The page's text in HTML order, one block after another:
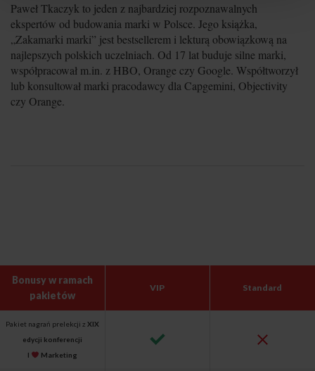
Paweł Tkaczyk to jeden z najbardziej rozpoznawalnych
ekspertów od budowania marki w Polsce. Jego książka,
„Zakamarki marki” jest bestsellerem i lekturą obowiązkową na
najlepszych polskich uczelniach. Od 17 lat buduje silne marki,
współpracował m.in. z HBO, Orange czy Google. Współtworzył
lub konsultował marki pracodawcy dla Capgemini, Objectivity
czy Orange.
Bonusy w ramach
pakietów
VIP Standard
Pakiet nagrań prelekcji zXIX
edycji konferencji
I
Marketing